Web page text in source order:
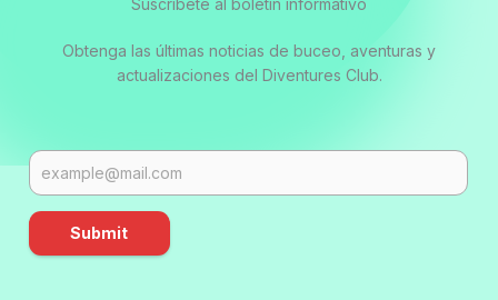
Obtenga las últimas noticias de buceo, aventuras y
actualizaciones del Diventures Club.
Submit